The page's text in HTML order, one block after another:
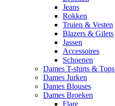
Jeans
Rokken
Truien & Vesten
Blazers & Gilets
Jassen
Accessoires
Schoenen
Dames T-shirts & Tops
Dames Jurken
Dames Blouses
Dames Broeken
Flare